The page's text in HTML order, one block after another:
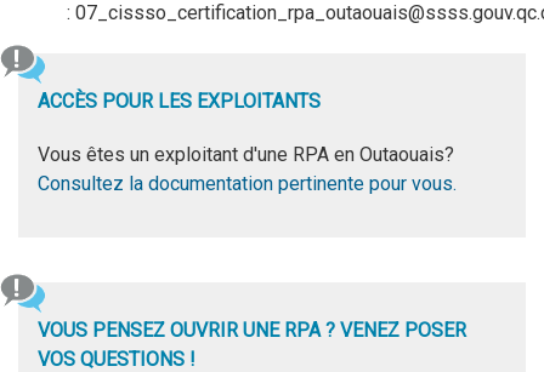
:
ACCÈS POUR LES EXPLOITANTS
Vous êtes un exploitant d'une RPA en Outaouais?
Consultez la documentation pertinente pour vous.
VOUS PENSEZ OUVRIR UNE RPA ? VENEZ POSER
VOS QUESTIONS !